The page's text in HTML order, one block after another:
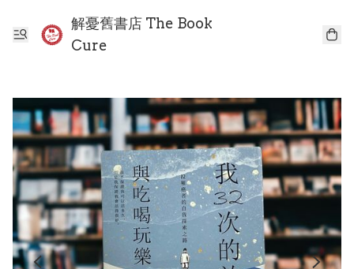
解憂舊書店 The Book
Cure